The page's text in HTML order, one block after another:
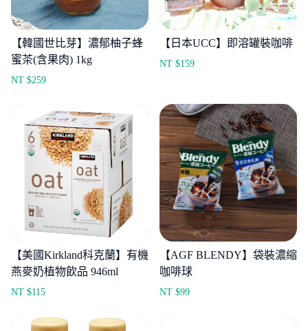
【韓國世比芽】濃郁柚子蜂
蜜茶(含果肉) 1kg
NT $259
【日本UCC】即溶罐裝咖啡
NT $159
【美國Kirkland科克蘭】有機
燕麥奶植物飲品 946ml
NT $115
【AGF BLENDY】袋裝濃縮
咖啡球
NT $99